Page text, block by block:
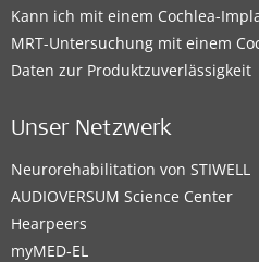
Kann ich mit einem Cochlea-
MRT-Untersuchung mit einem
Daten zur Produktzuverlässigkeit
Unser Netzwerk
Neurorehabilitation von STIWELL
AUDIOVERSUM Science Center
Hearpeers
myMED‑EL